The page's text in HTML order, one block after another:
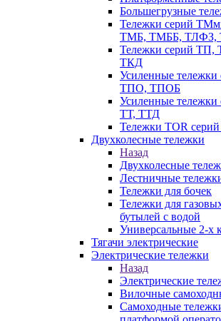
Большегрузные
Тележки серий
ТМБ, ТМББ, ТЛФЗ,
Тележки серий
ТКД
Усиленные тележки
ТПО, ТПОБ
Усиленные
ТТ, ТТД
Тележки TOR
Двухколесные тележки
Назад
Двухколесные
Лестничные
Тележки для бочек
Тележки для
бутылей с водой
Универсальные 2-х
Тягачи электрические
Электрические тележки
Назад
Электрические
Вилочные
Самоходные